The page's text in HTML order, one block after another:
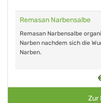
Remasan Narbensalbe
Remasan Narbensalbe
Narben nachdem sich die
Narben.
Zur